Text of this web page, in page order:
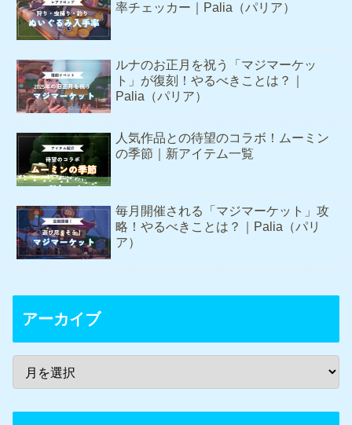
率チェッカー｜Palia（パリア）
ルナのお正月を祝う「マジマーケッ
ト」が復刻！やるべきことは？｜
Palia（パリア）
人気作品との待望のコラボ！ムーミン
の季節｜新アイテム一覧
毎月開催される「マジマーケット」攻
略！やるべきことは？｜Palia（パリ
ア）
アーカイブ